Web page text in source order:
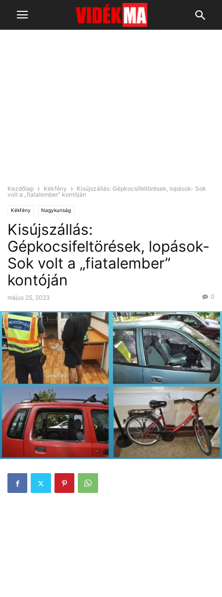
Kezdőlap Kékfény
Kisújszállás: Gépkocsifeltörések, lopások- Sok
volt a „fiatalember” kontóján
Kékfény Nagykunság
Kisújszállás:
Gépkocsifeltörések, lopások-
Sok volt a „fiatalember”
kontóján
május 25, 2023 0